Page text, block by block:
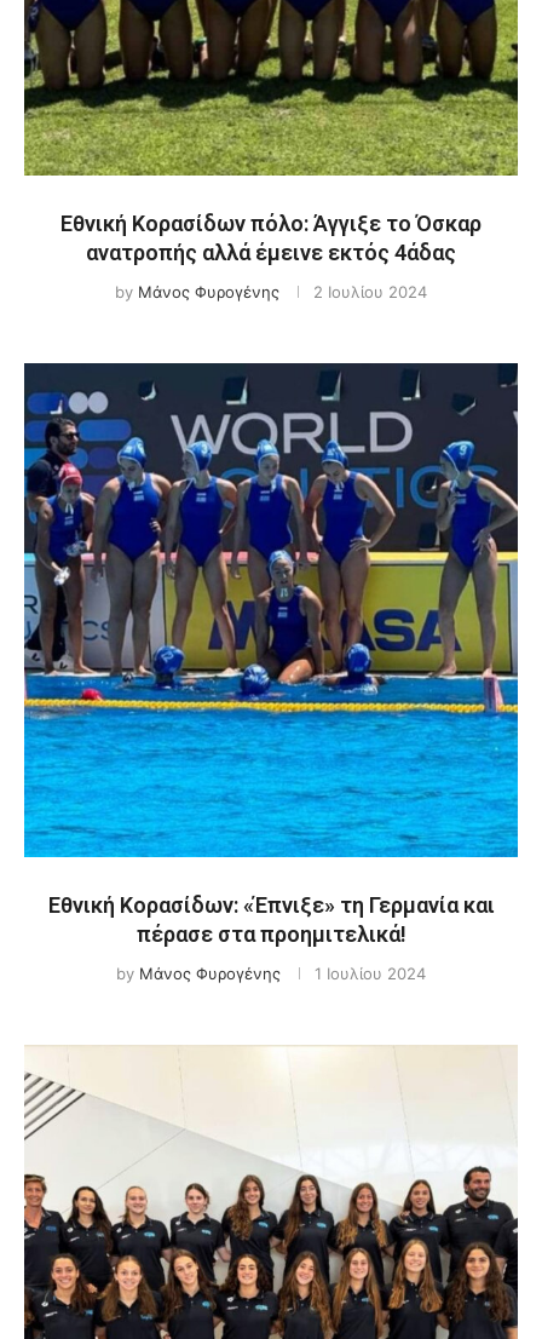
Εθνική Κορασίδων πόλο: Άγγιξε το Όσκαρ
ανατροπής αλλά έμεινε εκτός 4άδας
by Μάνος Φυρογένης 2 Ιουλίου 2024
Εθνική Κορασίδων: «Έπνιξε» τη Γερμανία και
πέρασε στα προημιτελικά!
by Μάνος Φυρογένης 1 Ιουλίου 2024